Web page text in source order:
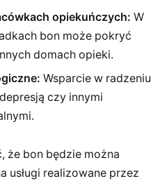
opiekuńczych: W
bon może pokryć
domach opieki.
Wsparcie w radzeniu
czy innymi
że bon będzie można
usługi realizowane przez